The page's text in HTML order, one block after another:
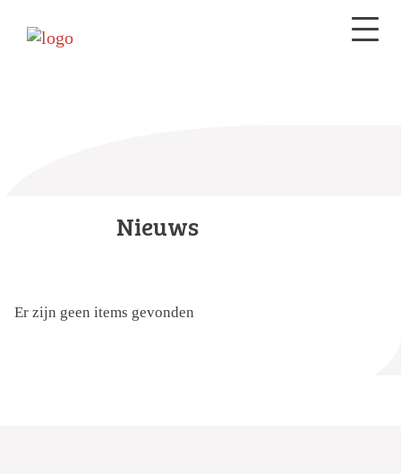
Nieuws
Er zijn geen items gevonden